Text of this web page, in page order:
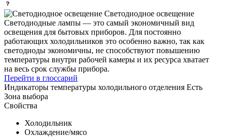
Светодиодное освещение
Светодиодные лампы — это самый экономичный вид
освещения для бытовых приборов. Для постоянно
работающих холодильников это особенно важно, так как
светодиоды экономичны, не способствуют повышению
температуры внутри рабочей камеры и их ресурса хватает
на весь срок службы прибора.
Перейти в глоссарий
Индикаторы температуры холодильного отделения Есть
Зона выбора
Свойства
Холодильник
Охлаждение/мясо